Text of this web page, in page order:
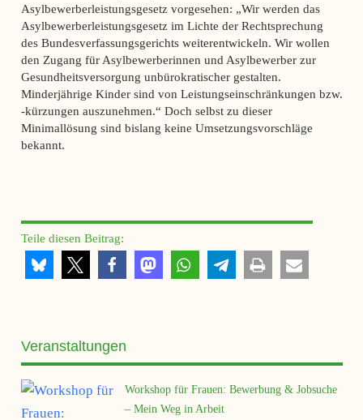
Asylbewerberleistungsgesetz vorgesehen: „Wir werden das
Asylbewerberleistungsgesetz im Lichte der Rechtsprechung
des Bundesverfassungsgerichts weiterentwickeln. Wir wollen
den Zugang für Asylbewerberinnen und Asylbewerber zur
Gesundheitsversorgung unbürokratischer gestalten.
Minderjährige Kinder sind von Leistungseinschränkungen bzw.
-kürzungen auszunehmen.“ Doch selbst zu dieser
Minimallösung sind bislang keine Umsetzungsvorschläge
bekannt.
Teile diesen Beitrag:
Veranstaltungen
Workshop für Frauen: Bewerbung & Jobsuche
– Mein Weg in Arbeit